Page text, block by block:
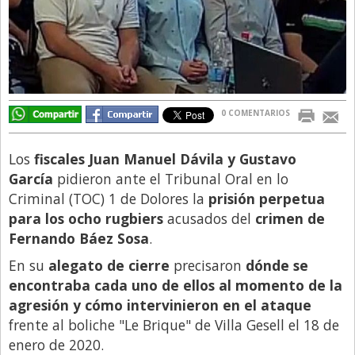
El Experto
El Innovador
El Precio Que Yo Ví
Entrevista
Entrevista Exclusiva
Gastronomia
Internacionales
La Opinión del Director
Legales
Libro de Quejas
Medios
Millonarios
0 COMENTARIOS
Los fiscales Juan Manuel Dávila y Gustavo
García pidieron ante el Tribunal Oral en lo
Criminal (TOC) 1 de Dolores la prisión perpetua
para los ocho rugbiers acusados del crimen de
Fernando Báez Sosa.
En su alegato de cierre precisaron dónde se
encontraba cada uno de ellos al momento de la
agresión y cómo intervinieron en el ataque
frente al boliche "Le Brique" de Villa Gesell el 18 de
enero de 2020.